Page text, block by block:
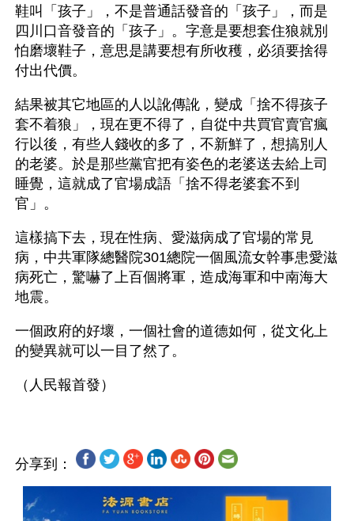
鞋叫「孩子」，不是普通話發音的「孩子」，而是
四川口音發音的「孩子」。字意是要想套住狼就別
怕磨壞鞋子，意思是講要想有所收穫，必須要捨得
付出代價。
結果被其它地區的人以訛傳訛，變成「捨不得孩子
套不着狼」，現在更不得了，自從中共買官賣官瘋
行以後，有些人錢收的多了，不新鮮了，想搞別人
的老婆。於是那些黨官把有姿色的老婆送去給上司
睡覺，這就成了官場成語「捨不得老婆套不到
官」。
這樣搞下去，現在性病、愛滋病成了官場的常見
病，中共軍隊總醫院301總院一個風流女幹事患愛滋
病死亡，驚嚇了上百個將軍，造成海軍和中南海大
地震。
一個政府的好壞，一個社會的道德如何，從文化上
的變異就可以一目了然了。
分享到：